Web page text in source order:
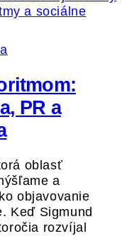
PR a
oblasť
a
objavovanie
Keď Sigmund
rozvíjal